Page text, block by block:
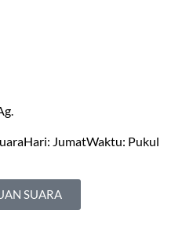
JumatWaktu: Pukul
SUARA